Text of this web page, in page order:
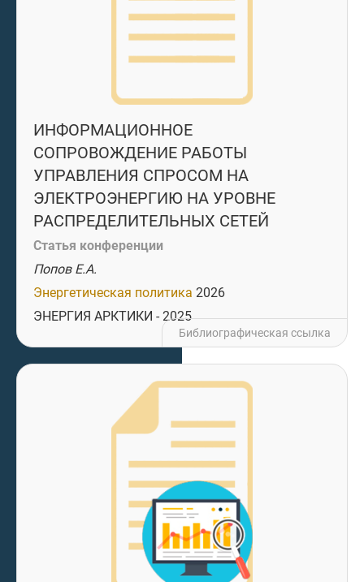
ИНФОРМАЦИОННОЕ
СОПРОВОЖДЕНИЕ РАБОТЫ
УПРАВЛЕНИЯ СПРОСОМ НА
ЭЛЕКТРОЭНЕРГИЮ НА УРОВНЕ
РАСПРЕДЕЛИТЕЛЬНЫХ СЕТЕЙ
Статья конференции
Попов Е.А.
Энергетическая политика 2026
ЭНЕРГИЯ АРКТИКИ - 2025
Библиографическая ссылка